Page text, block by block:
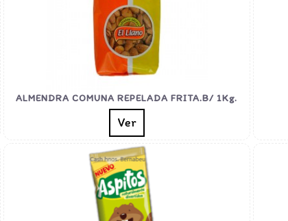
ALMENDRA COMUNA REPELADA FRITA.B/ 1Kg.
Ver